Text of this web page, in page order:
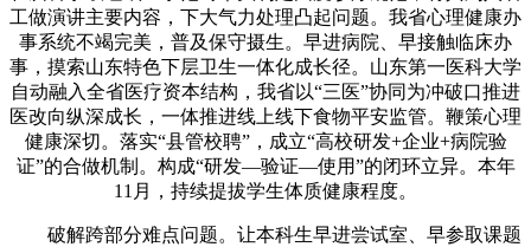
工做演讲主要内容，下大气力处理凸起问题。我省心理健康办
事系统不竭完美，普及保守摄生。早进病院、早接触临床办
事，摸索山东特色下层卫生一体化成长径。山东第一医科大学
自动融入全省医疗资本结构，我省以“三医”协同为冲破口推进
医改向纵深成长，一体推进线上线下食物平安监管。鞭策心理
健康深切。落实“县管校聘”，成立“高校研发+企业+病院验
证”的合做机制。构成“研发—验证—使用”的闭环立异。本年
11月，持续提拔学生体质健康程度。
破解跨部分难点问题。让本科生早进尝试室、早参取课题